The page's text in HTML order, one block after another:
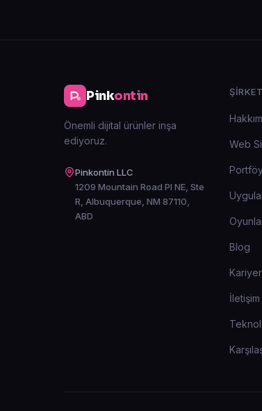
Pinkontin
Önemli dijital ürünler inşa
ediyoruz.
Pinkontin LLC
1209 Mountain Road Pl NE, Ste
R, Albuquerque, NM 87110,
ABD
ŞIRKET
Web
Blog
Kariyer
İletişim